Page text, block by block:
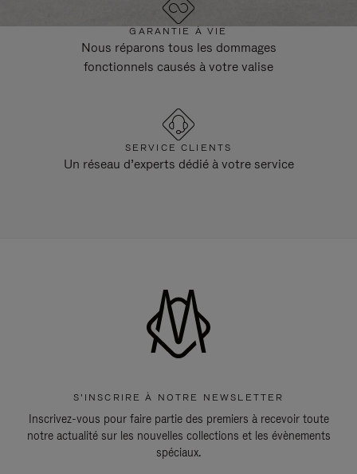
GARANTIE À VIE
Nous réparons tous les dommages
fonctionnels causés à votre valise
SERVICE CLIENTS
Un réseau d’experts dédié à votre service
S'INSCRIRE À NOTRE NEWSLETTER
Inscrivez-vous pour faire partie des premiers à recevoir toute
notre actualité sur les nouvelles collections et les évènements
spéciaux.